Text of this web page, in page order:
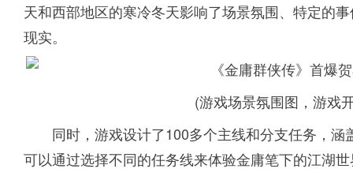
天和西部地区的寒冷冬天影响了场景氛围、特定的
现实。
(游戏场景氛围图，游戏
同时，游戏设计了100多个主线和分支任务，
可以通过选择不同的任务线来体验金庸笔下的江湖